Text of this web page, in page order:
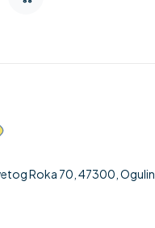
Roka 70, 47300, Ogulin